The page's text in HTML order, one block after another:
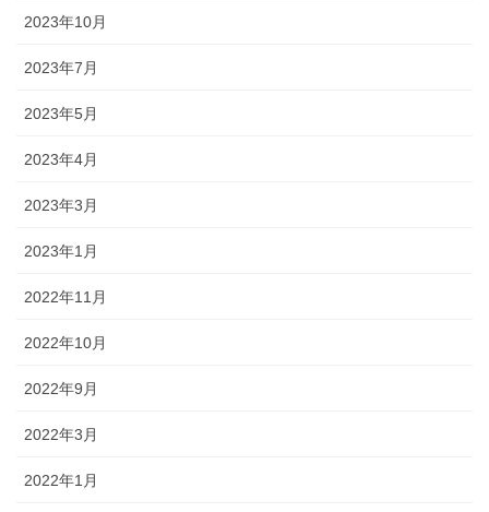
2023年10月
2023年7月
2023年5月
2023年4月
2023年3月
2023年1月
2022年11月
2022年10月
2022年9月
2022年3月
2022年1月